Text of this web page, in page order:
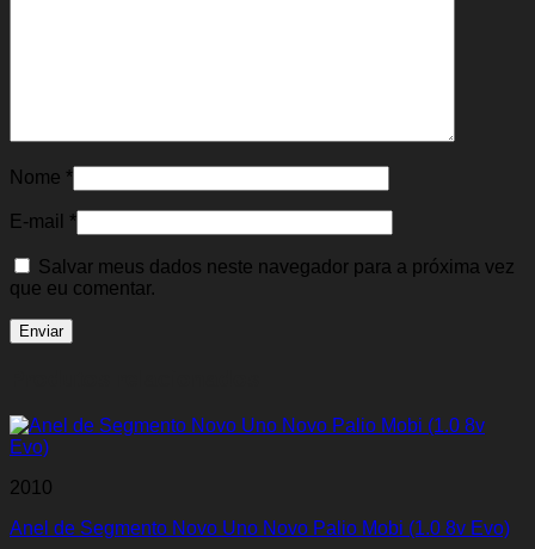
Nome *
E-mail *
Salvar meus dados neste navegador para a próxima vez
que eu comentar.
2010
Anel de Segmento Novo Uno Novo Palio Mobi (1.0 8v Evo)